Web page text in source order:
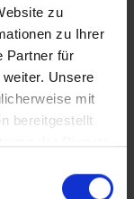
zu
zu Ihrer
Partner für
Unsere
mit
bereitgestellt
mit